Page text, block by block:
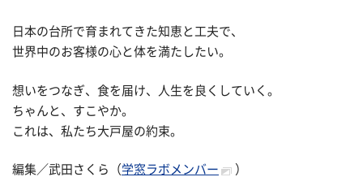
日本の台所で育まれてきた知恵と工夫で、
世界中のお客様の心と体を満たしたい。
想いをつなぎ、食を届け、人生を良くしていく。
ちゃんと、すこやか。
これは、私たち大戸屋の約束。
編集／武田さくら（ 学窓ラボメンバー ）